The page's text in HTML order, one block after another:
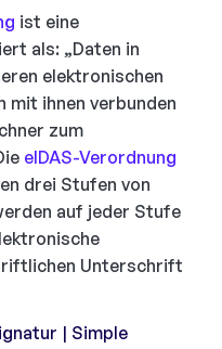
ist eine
als: „Daten in
elektronischen
ihnen verbunden
zum
eIDAS-Verordnung
drei Stufen von
auf jeder Stufe
Unterschrift
| Simple